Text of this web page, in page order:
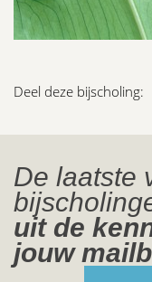
Deel deze bijscholing:
De laatste
uit de
jouw